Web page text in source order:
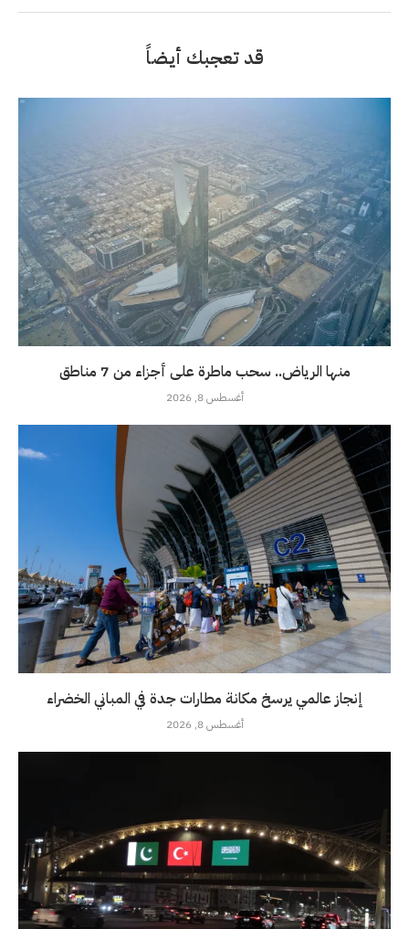
قد تعجبك أيضاً
منها الرياض.. سحب ماطرة على أجزاء من 7 مناطق
أغسطس 8, 2026
إنجاز عالمي يرسخ مكانة مطارات جدة في المباني الخضراء
أغسطس 8, 2026